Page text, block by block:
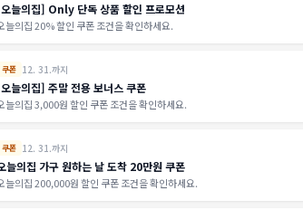
늘의집] Only 단독 상품 할인 프로모션
늘의집 20% 할인 쿠폰 조건을 확인하세요.
쿠폰 12. 31.까지
늘의집] 주말 전용 보너스 쿠폰
늘의집 3,000원 할인 쿠폰 조건을 확인하세요.
쿠폰 12. 31.까지
늘의집 가구 원하는 날 도착 20만원 쿠폰
늘의집 200,000원 할인 쿠폰 조건을 확인하세요.